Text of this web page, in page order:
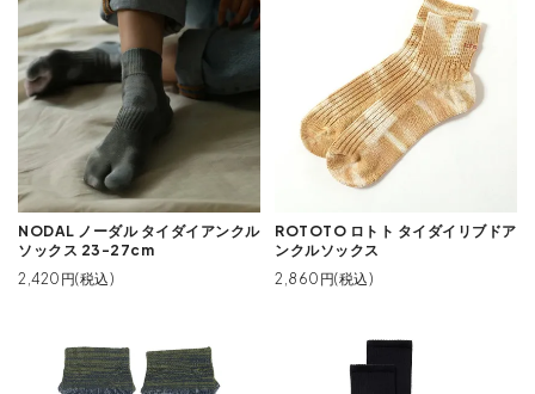
NODAL ノーダル タイダイアンクル
ソックス 23-27cm
2,420円(税込)
ROTOTO ロトト タイダイリブドア
ンクルソックス
2,860円(税込)